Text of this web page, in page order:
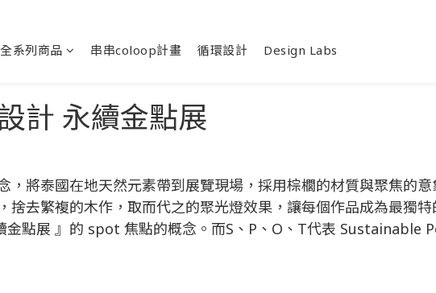
全系列商品 串串coloop計畫 循環設計 Design Labs
計 永續金點展
，將泰國在地天然元素帶到展覽現場，採用棕櫚的材質與聚焦的
捨去繁複的木作，取而代之的聚光燈效果，讓每個作品成為最獨
金點展 』的 spot 焦點的概念。而S、P、O、T代表